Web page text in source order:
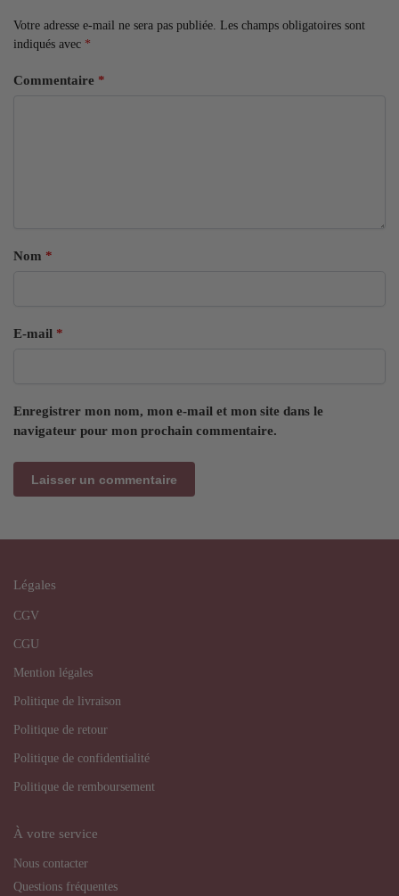
Votre adresse e-mail ne sera pas publiée. Les champs obligatoires sont
indiqués avec *
Commentaire *
Nom *
E-mail *
Enregistrer mon nom, mon e-mail et mon site dans le
navigateur pour mon prochain commentaire.
Légales
CGV
CGU
Mention légales
Politique de livraison
Politique de retour
Politique de confidentialité
Politique de remboursement
À votre service
Nous contacter
Questions fréquentes